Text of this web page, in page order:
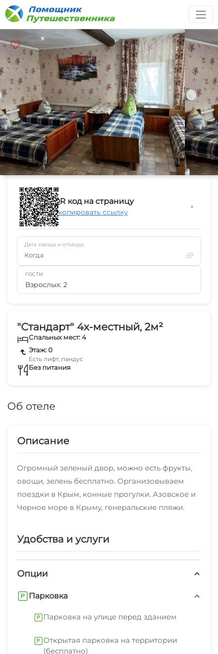
"Стандарт" 4х-местный, 2м²
Спальных мест: 4
Этаж: 0
Есть лифт, пандус
Без питания
Об отеле
Описание
Огромный зеленый двор, можно есть фрукты,
овощи, зелень бесплатно. Организовываем
поездки в Крым, конные прогулки. Азовское и
Черное море в Крыму, генеральские пляжи.
Удобства и услуги
Опции
Парковка
Парковка на улице перед зданием
Открытая парковка на территории
(бесплатно)
QR код на страницу
Скопировать ссылку
▼
Дата заезда и отъезда
Когда
ГОСТИ
Взрослых: 2